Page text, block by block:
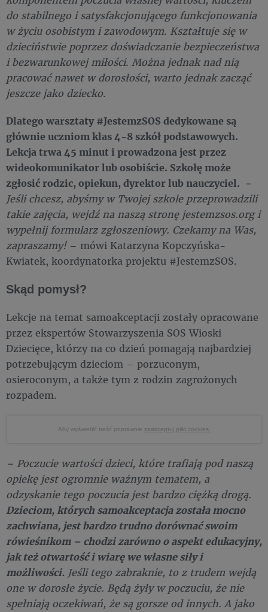
do stabilnego i satysfakcjonującego funkcjonowania
w życiu osobistym i zawodowym. Kształtuje się w
dzieciństwie poprzez doświadczanie bezpieczeństwa
i bezwarunkowej miłości. Można jednak nad nią
pracować nawet w dorosłości, warto jednak zacząć
jeszcze jako dziecko.
Dlatego warsztaty #JestemzSOS dedykowane są
głównie uczniom klas 4-8 szkół podstawowych.
Lekcja trwa 45 minut i prowadzona jest przez
wideokomunikator lub osobiście. Szkołę może
zgłosić rodzic, opiekun, dyrektor lub nauczyciel. -
Jeśli chcesz, abyśmy w Twojej szkole przeprowadzili
takie zajęcia, wejdź na naszą stronę jestemzsos.org i
wypełnij formularz zgłoszeniowy. Czekamy na Was,
zapraszamy! – mówi Katarzyna Kopczyńska-
Kwiatek, koordynatorka projektu #JestemzSOS.
Skąd pomysł?
Lekcje na temat samoakceptacji zostały opracowane
przez ekspertów Stowarzyszenia SOS Wioski
Dziecięce, którzy na co dzień pomagają najbardziej
potrzebującym dzieciom – porzuconym,
osieroconym, a także tym z rodzin zagrożonych
rozpadem.
Aby wyświetlić treść poprawnie zaakceptuj pliki cookies.
– Poczucie wartości dzieci, które trafiają pod naszą
opiekę jest ogromnie ważnym tematem, a
odzyskanie tego poczucia jest bardzo ciężką drogą.
Dzieciom, których samoakceptacja została mocno
zachwiana, jest bardzo trudno dorównać swoim
rówieśnikom – chodzi zarówno o aspekt edukacyjny,
jak też otwartość i wiarę we własne siły i
możliwości. Jeśli tego zabraknie, to z trudem wejdą
one w dorosłe życie. Będą żyły w poczuciu, że nie
spełniają oczekiwań, że są gorsze od innych. A jako